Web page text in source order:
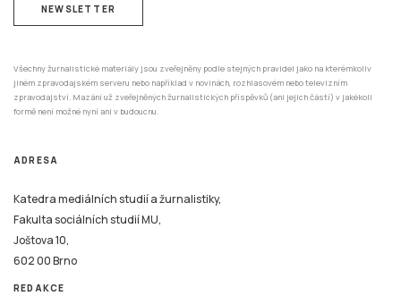
NEWSLETTER
Všechny žurnalistické materiály jsou zveřejněny podle stejných pravidel jako na kterémkoliv
jiném zpravodajském serveru nebo například v novinách, rozhlasovém nebo televizním
zpravodajství. Mazání už zveřejněných žurnalistických příspěvků (ani jejich částí) v jakékoli
formě není možné nyní ani v budoucnu.
ADRESA
Katedra mediálních studií a žurnalistiky,
Fakulta sociálních studií MU,
Joštova 10,
602 00 Brno
REDAKCE